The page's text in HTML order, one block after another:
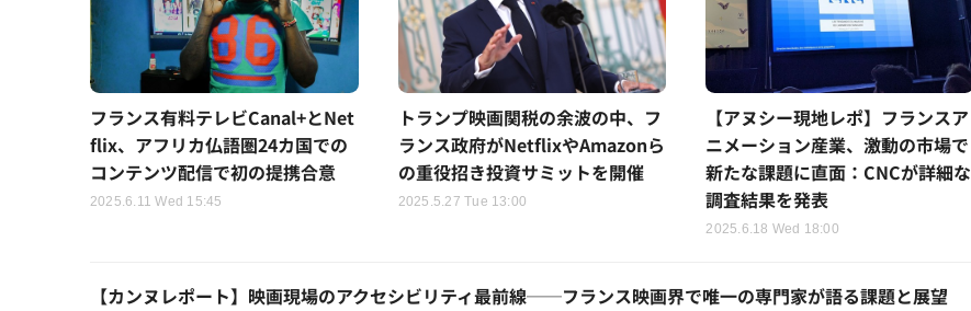
フランス有料テレビCanal+とNet
flix、アフリカ仏語圏24カ国での
コンテンツ配信で初の提携合意
2025.6.11 Wed 15:45
トランプ映画関税の余波の中、フ
ランス政府がNetflixやAmazonら
の重役招き投資サミットを開催
2025.5.27 Tue 13:00
【アヌシー現地レポ】フランスア
ニメーション産業、激動の市場で
新たな課題に直面：CNCが詳細な
調査結果を発表
2025.6.18 Wed 18:00
【カンヌレポート】映画現場のアクセシビリティ最前線──フランス映画界で唯一の専門家が語る課題と展望